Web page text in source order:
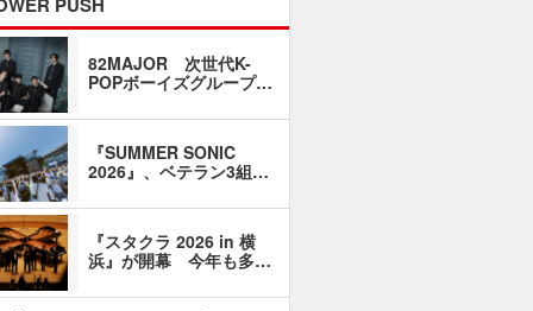
82MAJOR 次世代K-
POPボーイズグループ…
『SUMMER SONIC
2026』、ベテラン3組…
『スタクラ 2026 in 横
浜』が開幕 今年も多…